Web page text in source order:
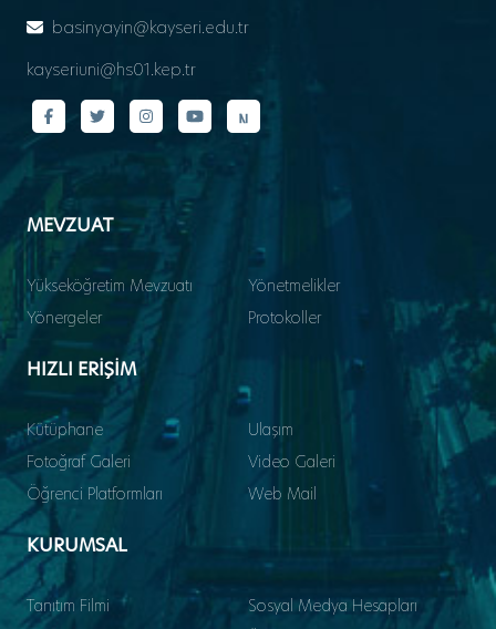
basinyayin@kayseri.edu.tr
kayseriuni@hs01.kep.tr
MEVZUAT
Yükseköğretim Mevzuatı
Yönetmelikler
Yönergeler
Protokoller
HIZLI ERİŞİM
Kütüphane
Ulaşım
Fotoğraf Galeri
Video Galeri
Öğrenci Platformları
Web Mail
KURUMSAL
Tanıtım Filmi
Sosyal Medya Hesapları